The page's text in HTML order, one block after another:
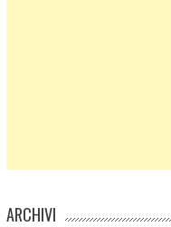
ARCHIVI